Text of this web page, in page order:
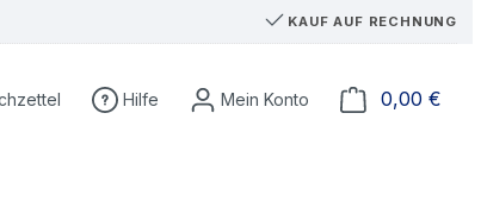
KAUF AUF RECHNUNG
0 Produkte auf dem Merkzettel
Hilfe 0,00 €